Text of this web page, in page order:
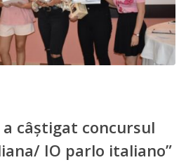
câștigat concursul
IO parlo italiano”